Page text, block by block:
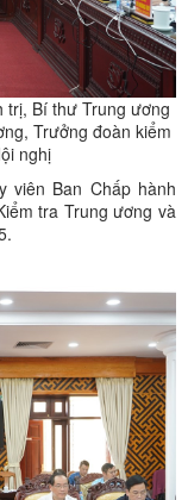
trị, Bí thư Trung ương
Trưởng đoàn kiểm
nghị
viên Ban Chấp hành
tra Trung ương và